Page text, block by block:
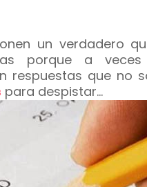
un verdadero
porque a
respuestas que no
para despistar...